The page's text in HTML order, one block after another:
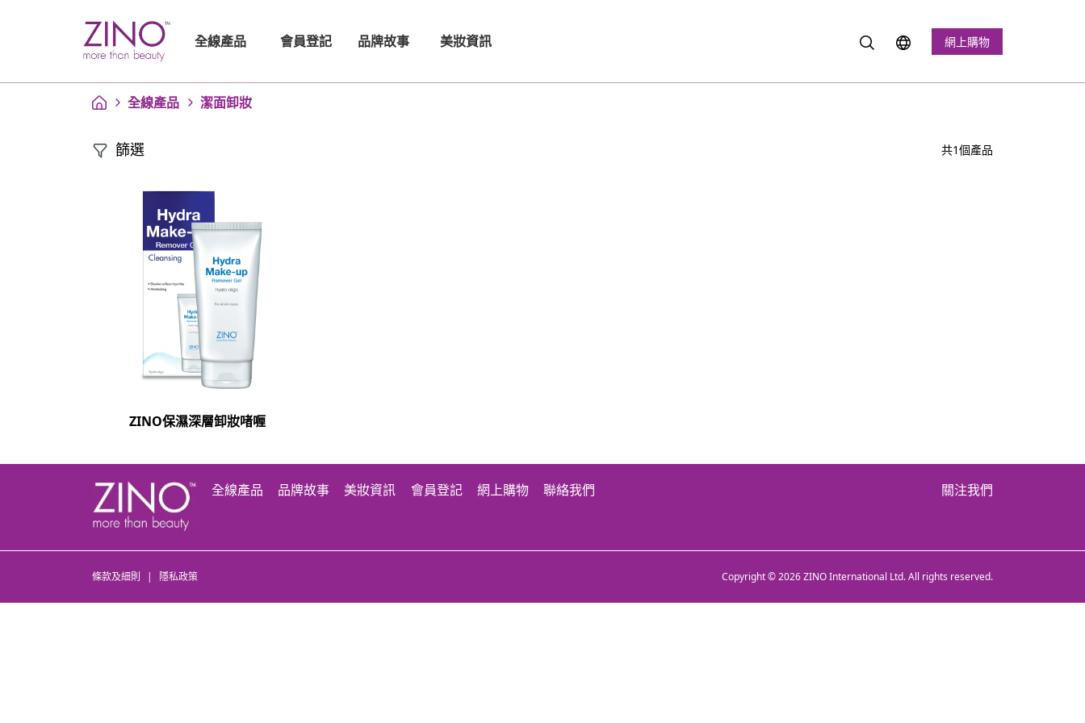
全線產品 會員登記 品牌故事 美妝資訊 網上購物
全線產品 潔面卸妝
篩選 共1個產品
ZINO保濕深層卸妝啫喱
全線產品 品牌故事 美妝資訊 會員登記 網上購物 聯絡我們 關注我們
條款及細則 | 隱私政策 Copyright © 2026 ZINO International Ltd. All rights reserved.